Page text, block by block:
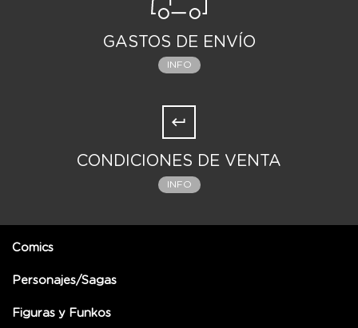
GASTOS DE ENVÍO
INFO
CONDICIONES DE VENTA
INFO
Comics
Personajes/Sagas
Figuras y Funkos